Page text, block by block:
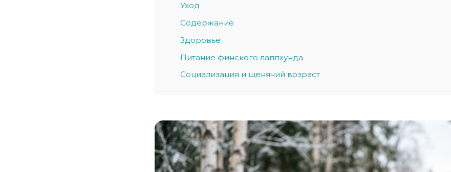
Уход
Содержание
Здоровье
Питание финского лаппхунда
Социализация и щенячий возраст